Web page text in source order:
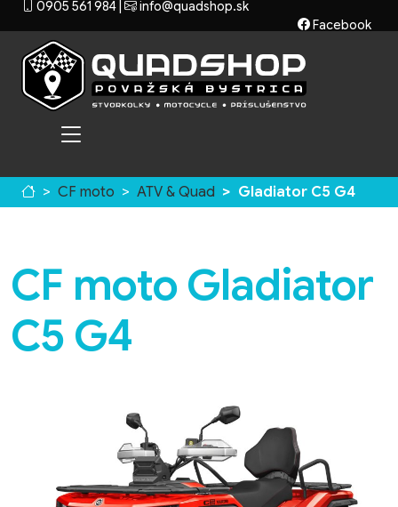
0905 561 984
info@quadshop.sk
Facebook
CF moto ATV & Quad Gladiator C5 G4
CF moto Gladiator
C5 G4